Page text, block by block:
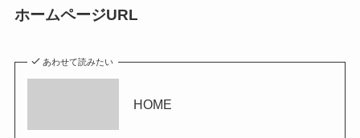
ホームページURL
あわせて読みたい
HOME